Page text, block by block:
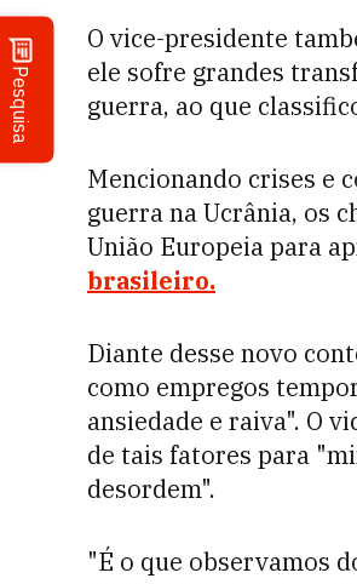
Pesquisa
O vice-presidente
ele sofre grandes
guerra, ao que
Mencionando crises e
guerra na Ucrânia, os
União Europeia para
brasileiro.
Diante desse novo
como empregos
ansiedade e raiva". O
de tais fatores para
desordem".
"É o que observamos